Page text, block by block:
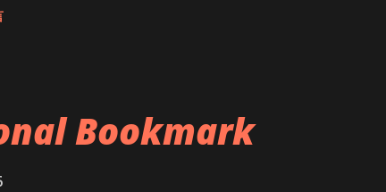
Bookmark